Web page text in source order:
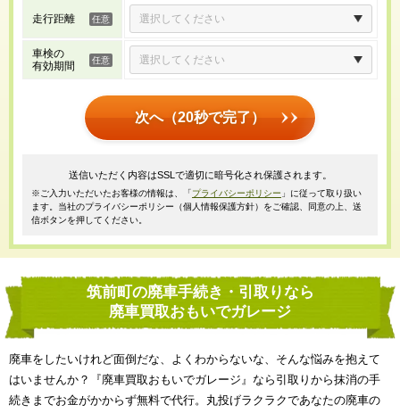
走行距離
車検の
有効期間
次へ（20秒で完了）
送信いただく内容はSSLで適切に暗号化され保護されます。
※ご入力いただいたお客様の情報は、「プライバシーポリシー 」に従って取り扱い
ます。当社のプライバシーポリシー（個人情報保護方針）をご確認、同意の上、送
信ボタンを押してください。
筑前町の廃車手続き・引取りなら
廃車買取おもいでガレージ
廃車をしたいけれど面倒だな、よくわからないな、そんな悩みを抱えて
はいませんか？『廃車買取おもいでガレージ』なら引取りから抹消の手
続きまでお金がかからず無料で代行。丸投げラクラクであなたの廃車の